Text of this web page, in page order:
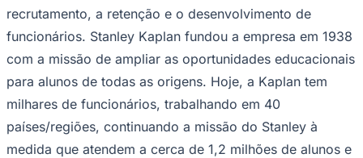
Mundial 2026
recrutamento, a retenção e o desenvolvimento de
funcionários. Stanley Kaplan fundou a empresa em 1938
com a missão de ampliar as oportunidades educacionais
para alunos de todas as origens. Hoje, a Kaplan tem
milhares de funcionários, trabalhando em 40
países/regiões, continuando a missão do Stanley à
medida que atendem a cerca de 1,2 milhões de alunos e